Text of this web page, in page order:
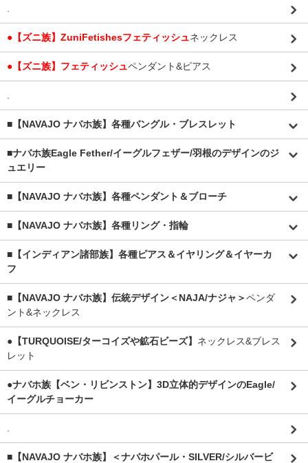
●【ズニ族】ZuniFetishesフェティッシュネックレス
●【ズニ族】フェティッシュペンダント&ピアス
■【NAVAJO ナバホ族】各種バングル・ブレスレット
■ナバホ族Eagle Fether/イーグルフェザー/羽根のデザインのジ
ュエリー
■【NAVAJO ナバホ族】各種ペンダント＆ブローチ
■【NAVAJO ナバホ族】各種リング・指輪
■【インディアン諸部族】各種ピアス＆イヤリング＆イヤーカ
フ
■【NAVAJO ナバホ族】伝統デザイン＜NAJA/ナジャ＞ペンダ
ント&ネックレス
●【TURQUOISE/ターコイズや鉱石ビーズ】 ネックレス&ブレス
レット
●ナバホ族【ベン・リビンストン】3D立体的デザインのEagle/
イーグルチョーカー
■【NAVAJO ナバホ族】＜ナバホパール・SILVER/シルバービ